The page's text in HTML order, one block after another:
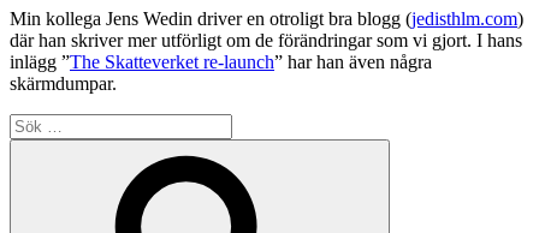
Min kollega Jens Wedin driver en otroligt bra blogg (jedisthlm.com)
där han skriver mer utförligt om de förändringar som vi gjort. I hans
inlägg ”The Skatteverket re-launch” har han även några
skärmdumpar.
Sök
efter: